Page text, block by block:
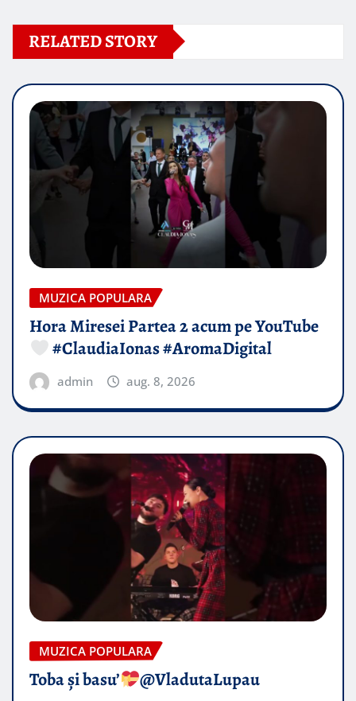
RELATED STORY
MUZICA POPULARA
Hora Miresei Partea 2 acum pe YouTube
#ClaudiaIonas #AromaDigital
admin aug. 8, 2026
MUZICA POPULARA
Toba și basu’ @VladutaLupau